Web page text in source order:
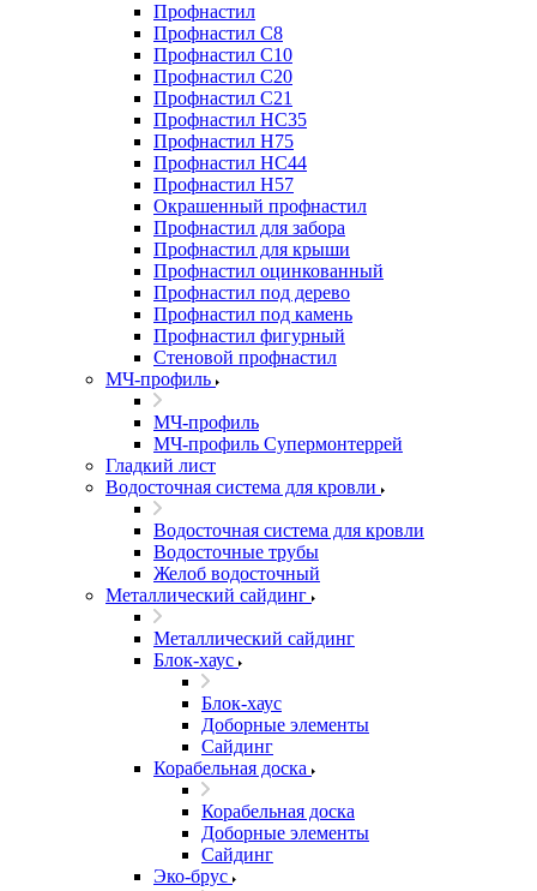
Профнастил
Профнастил С8
Профнастил С10
Профнастил С20
Профнастил С21
Профнастил НС35
Профнастил Н75
Профнастил HC44
Профнастил Н57
Окрашенный профнастил
Профнастил для забора
Профнастил для крыши
Профнастил оцинкованный
Профнастил под дерево
Профнастил под камень
Профнастил фигурный
Стеновой профнастил
МЧ-профиль
МЧ-профиль
МЧ-профиль Супермонтеррей
Гладкий лист
Водосточная система для кровли
Водосточная система для кровли
Водосточные трубы
Желоб водосточный
Металлический сайдинг
Металлический сайдинг
Блок-хаус
Блок-хаус
Доборные элементы
Сайдинг
Корабельная доска
Корабельная доска
Доборные элементы
Сайдинг
Эко-брус